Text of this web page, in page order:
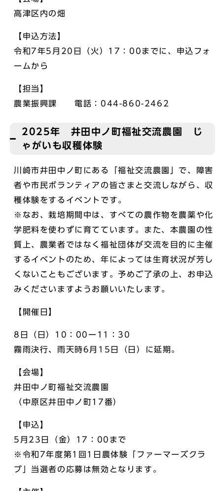
高津区内の畑
【申込方法】
令和7年5月20日（火）17：00までに、申込フォ
ームから
【担当】
農業振興課 電話：044-860-2462
2025年 井田中ノ町福祉交流農園 じ
ゃがいも収穫体験
川崎市井田中ノ町にある「福祉交流農園」で、障害
者や市民ボランティアの皆さまと交流しながら、収
穫体験をするイベントです。
※なお、栽培期間中は、すべての農作物を農薬や化
学肥料を使わずに育てています。また、本農園の性
質上、農業者ではなく福祉団体が交流を目的に主催
するイベントのため、年によっては生育状況が芳し
くないこともございます。予めご了承の上、お申込
みくださいますようお願いいたします。
【開催日】
8日（日）10：00ー11：30
霧雨決行、雨天時6月15日（日）に延期。
【会場】
井田中ノ町福祉交流農園
（中原区井田中ノ町17番）
【申込】
5月23日（金）17：00まで
※令和7年度第1回1日農体験「ファーマーズクラ
ブ」当選者の応募は無効となります。